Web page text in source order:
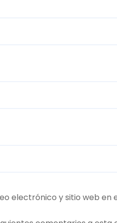
electrónico y sitio web en